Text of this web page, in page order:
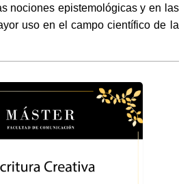
nociones epistemológicas y en las
uso en el campo científico de la